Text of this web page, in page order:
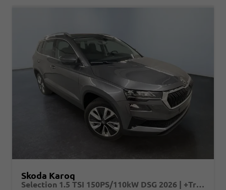
Skoda Karoq
Selection 1.5 TSI 150PS/110kW DSG 2026 | +TravelAssist +RFK & Parksensoren +Var. Gepäckraumboden